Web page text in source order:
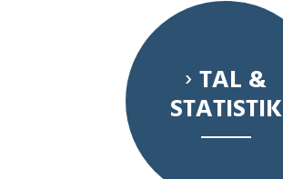
TAL &
STATISTIK